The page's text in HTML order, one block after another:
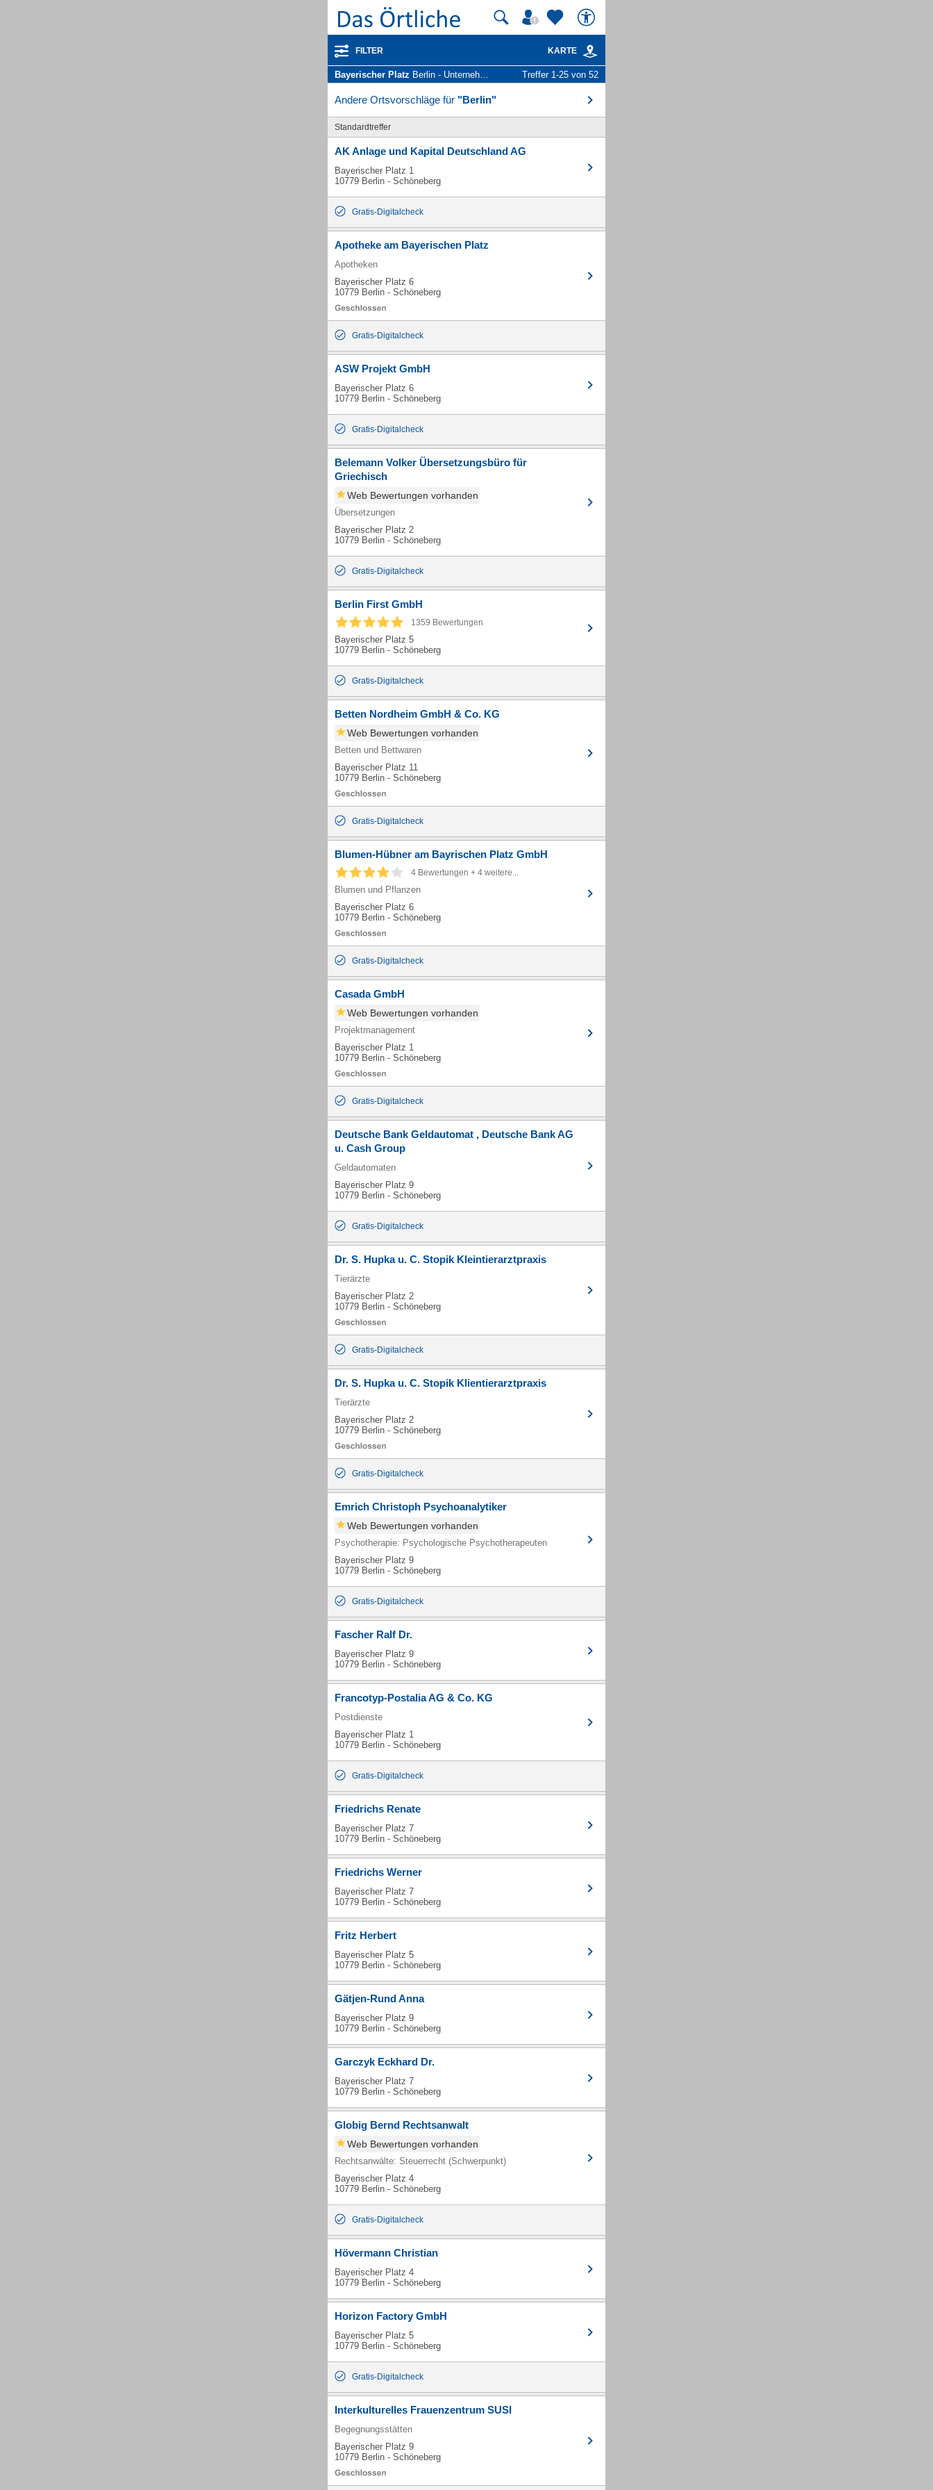
FILTER KARTE
Bayerischer Platz Berlin - Unternehmen und Personen Treffer 1-25 von 52
Andere Ortsvorschläge für "Berlin"
Standardtreffer
AK Anlage und Kapital Deutschland AG
Bayerischer Platz 1
10779 Berlin - Schöneberg
Gratis-Digitalcheck
Apotheke am Bayerischen Platz
Apotheken
Bayerischer Platz 6
10779 Berlin - Schöneberg
Gratis-Digitalcheck
ASW Projekt GmbH
Bayerischer Platz 6
10779 Berlin - Schöneberg
Gratis-Digitalcheck
Belemann Volker Übersetzungsbüro für
Griechisch
Web Bewertungen vorhanden
Übersetzungen
Bayerischer Platz 2
10779 Berlin - Schöneberg
Gratis-Digitalcheck
Berlin First GmbH
1359 Bewertungen
Bayerischer Platz 5
10779 Berlin - Schöneberg
Gratis-Digitalcheck
Betten Nordheim GmbH & Co. KG
Web Bewertungen vorhanden
Betten und Bettwaren
Bayerischer Platz 11
10779 Berlin - Schöneberg
Gratis-Digitalcheck
Blumen-Hübner am Bayrischen Platz GmbH
4 Bewertungen + 4 weitere...
Blumen und Pflanzen
Bayerischer Platz 6
10779 Berlin - Schöneberg
Gratis-Digitalcheck
Casada GmbH
Web Bewertungen vorhanden
Projektmanagement
Bayerischer Platz 1
10779 Berlin - Schöneberg
Gratis-Digitalcheck
Deutsche Bank Geldautomat , Deutsche Bank AG
u. Cash Group
Geldautomaten
Bayerischer Platz 9
10779 Berlin - Schöneberg
Gratis-Digitalcheck
Dr. S. Hupka u. C. Stopik Kleintierarztpraxis
Tierärzte
Bayerischer Platz 2
10779 Berlin - Schöneberg
Gratis-Digitalcheck
Dr. S. Hupka u. C. Stopik Klientierarztpraxis
Tierärzte
Bayerischer Platz 2
10779 Berlin - Schöneberg
Gratis-Digitalcheck
Emrich Christoph Psychoanalytiker
Web Bewertungen vorhanden
Psychotherapie: Psychologische Psychotherapeuten
Bayerischer Platz 9
10779 Berlin - Schöneberg
Gratis-Digitalcheck
Fascher Ralf Dr.
Bayerischer Platz 9
10779 Berlin - Schöneberg
Francotyp-Postalia AG & Co. KG
Postdienste
Bayerischer Platz 1
10779 Berlin - Schöneberg
Gratis-Digitalcheck
Friedrichs Renate
Bayerischer Platz 7
10779 Berlin - Schöneberg
Friedrichs Werner
Bayerischer Platz 7
10779 Berlin - Schöneberg
Fritz Herbert
Bayerischer Platz 5
10779 Berlin - Schöneberg
Gätjen-Rund Anna
Bayerischer Platz 9
10779 Berlin - Schöneberg
Garczyk Eckhard Dr.
Bayerischer Platz 7
10779 Berlin - Schöneberg
Globig Bernd Rechtsanwalt
Web Bewertungen vorhanden
Rechtsanwälte: Steuerrecht (Schwerpunkt)
Bayerischer Platz 4
10779 Berlin - Schöneberg
Gratis-Digitalcheck
Hövermann Christian
Bayerischer Platz 4
10779 Berlin - Schöneberg
Horizon Factory GmbH
Bayerischer Platz 5
10779 Berlin - Schöneberg
Gratis-Digitalcheck
Interkulturelles Frauenzentrum SUSI
Begegnungsstätten
Bayerischer Platz 9
10779 Berlin - Schöneberg